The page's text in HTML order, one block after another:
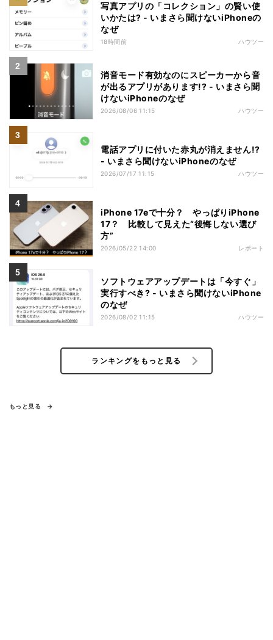
写真アプリの「コレクション」の賢い使
いかたは? - いまさら聞けないiPhoneの
なぜ
18時間前 ハウツー
消音モード有効なのにスピーカーから音
が出るアプリがあります!? - いまさら聞
けないiPhoneのなぜ
2026/08/06 11:15 ハウツー
電話アプリに付いた赤丸が消えません!?
- いまさら聞けないiPhoneのなぜ
2026/07/17 11:15 ハウツー
iPhone 17eで十分？ やっぱりiPhone
17？ 比較して見えた“後悔しない選び
方”
2026/05/22 14:00 レポート
ソフトウェアアップデートは「今すぐ」
実行すべき? - いまさら聞けないiPhone
のなぜ
2026/08/02 11:15 ハウツー
ランキングをもっと見る
もっと見る